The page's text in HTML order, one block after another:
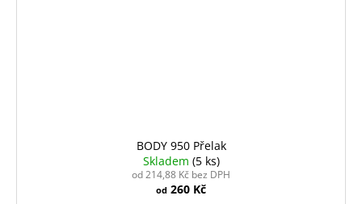
BODY 950 Přelak
Skladem (5 ks)
od 214,88 Kč bez DPH
od 260 Kč